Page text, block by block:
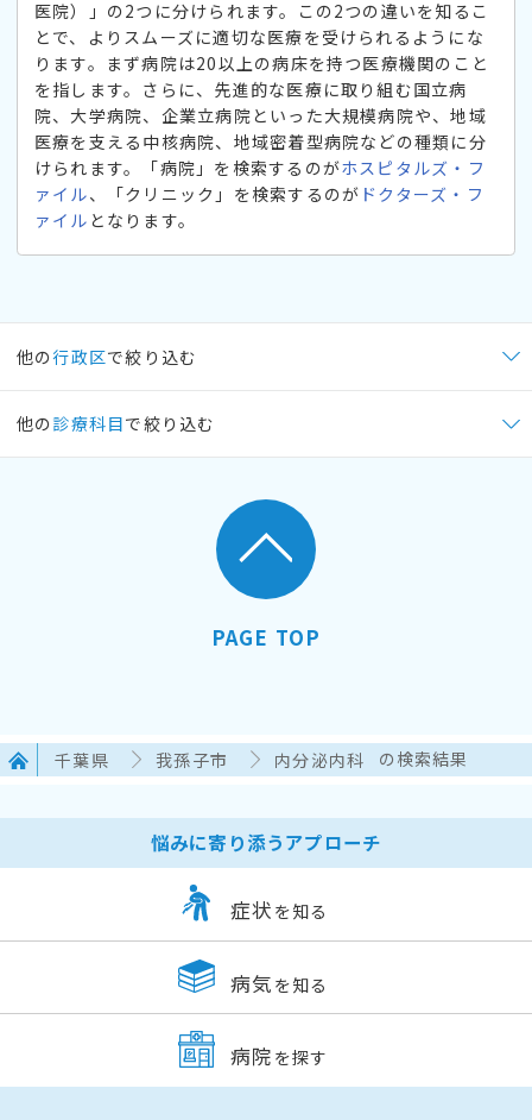
医院）」の2つに分けられます。この2つの違いを知るこ
とで、よりスムーズに適切な医療を受けられるようにな
ります。まず病院は20以上の病床を持つ医療機関のこと
を指します。さらに、先進的な医療に取り組む国立病
院、大学病院、企業立病院といった大規模病院や、地域
医療を支える中核病院、地域密着型病院などの種類に分
けられます。「病院」を検索するのがホスピタルズ・フ
ァイル、「クリニック」を検索するのが ドクターズ・フ
ァイル となります。
他の行政区で絞り込む
他の 診療科目で絞り込む
PAGE TOP
千葉県 我孫子市 内分泌内科 の検索結果
悩みに寄り添うアプローチ
症状 を知る
病気 を知る
病院 を探す